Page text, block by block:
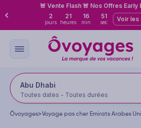
🚨 Vente Flash 🚨 Nos Offres Early
2
jours
21
heures
16
min
49
sec Voir les
Abu Dhabi
Toutes dates - Toutes durées
Ôvoyages>Voyage pas cher Emirats Arabes